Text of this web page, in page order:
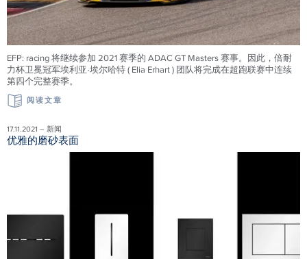
EFP: racing 将继续参加 2021 赛季的 ADAC GT Masters 赛事。因此，倍耐
力杯卫冕冠军埃利亚·埃尔哈特 ( Elia Erhart ) 团队将完成在超跑联赛中连续
第四个完整赛季。
阅读文章
17.11.2021 – 新闻
优雅的磨砂表面